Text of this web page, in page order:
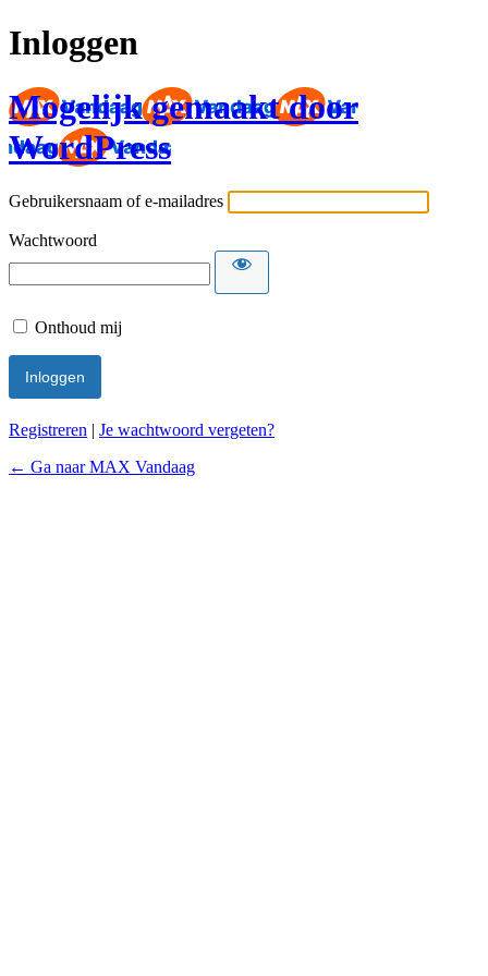
Inloggen
Mogelijk gemaakt door
WordPress
Gebruikersnaam of e-mailadres
Wachtwoord
Onthoud mij
Registreren | Je wachtwoord vergeten?
← Ga naar MAX Vandaag